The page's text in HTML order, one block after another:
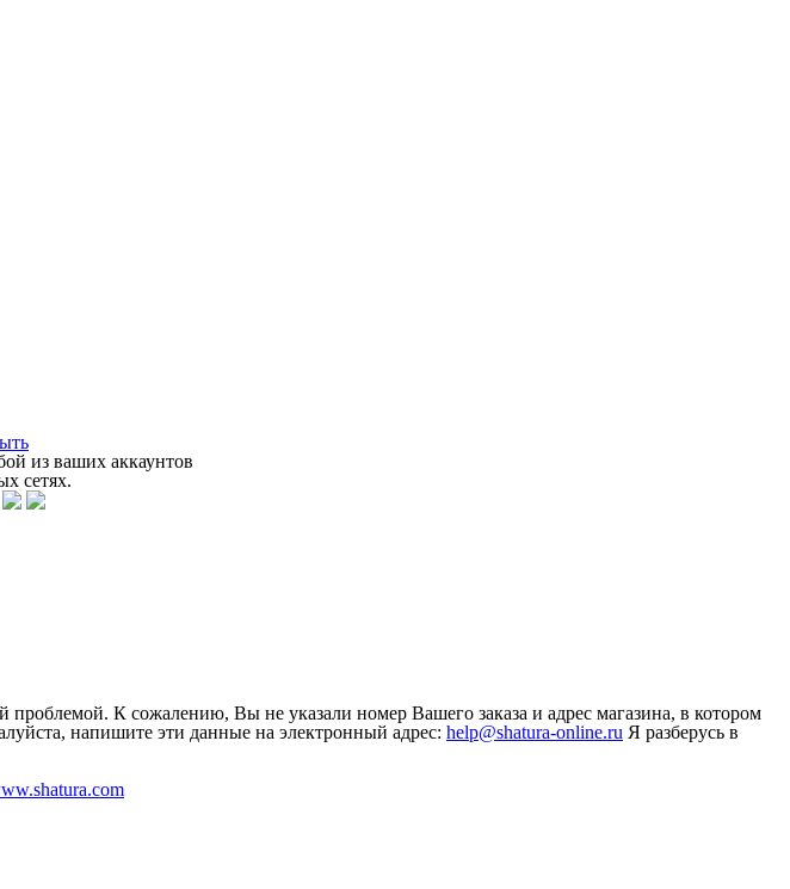
из ваших аккаунтов
сетях.
К сожалению, Вы не указали номер Вашего заказа и адрес магазина, в котором
напишите эти данные на электронный адрес: help@shatura-online.ru Я разберусь в